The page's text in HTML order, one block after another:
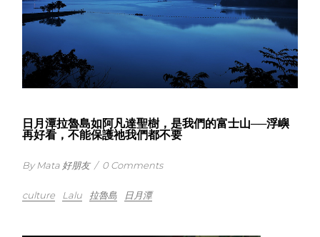
日月潭拉魯島如阿凡達聖樹，是我們的富士山──浮嶼
再好看，不能保護祂我們都不要
By Mata 好朋友 / 0 Comments
culture Lalu 拉魯島 日月潭